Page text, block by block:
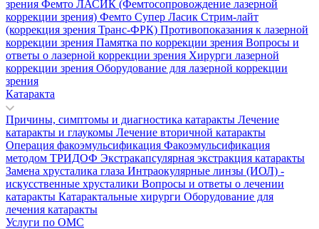
зрения Фемто ЛАСИК (Фемтосопровождение лазерной
коррекции зрения) Фемто Супер Ласик Стрим-лайт
(коррекция зрения Транс-ФРК) Противопоказания к лазерной
коррекции зрения Памятка по коррекции зрения Вопросы и
ответы о лазерной коррекции зрения Хирурги лазерной
коррекции зрения Оборудование для лазерной коррекции
зрения
Катаракта
Причины, симптомы и диагностика катаракты Лечение
катаракты и глаукомы Лечение вторичной катаракты
Операция факоэмульсификация Факоэмульсификация
методом ТРИДОФ Экстракапсулярная экстракция катаракты
Замена хрусталика глаза Интраокулярные линзы (ИОЛ) -
искусственные хрусталики Вопросы и ответы о лечении
катаракты Катарактальные хирурги Оборудование для
лечения катаракты
Услуги по ОМС